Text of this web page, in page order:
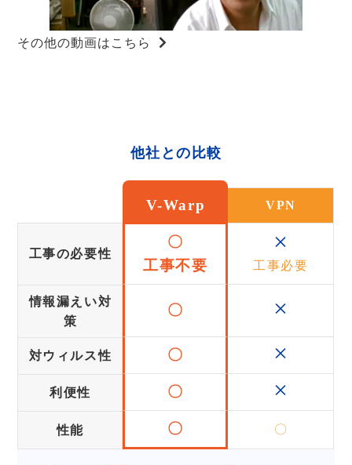
その他の動画はこちら
他社との比較
V-Warp VPN
工事の必要性
〇
工事不要
×
工事必要
情報漏えい対
策
〇 ×
対ウィルス性 〇 ×
利便性 〇 ×
性能 〇 〇